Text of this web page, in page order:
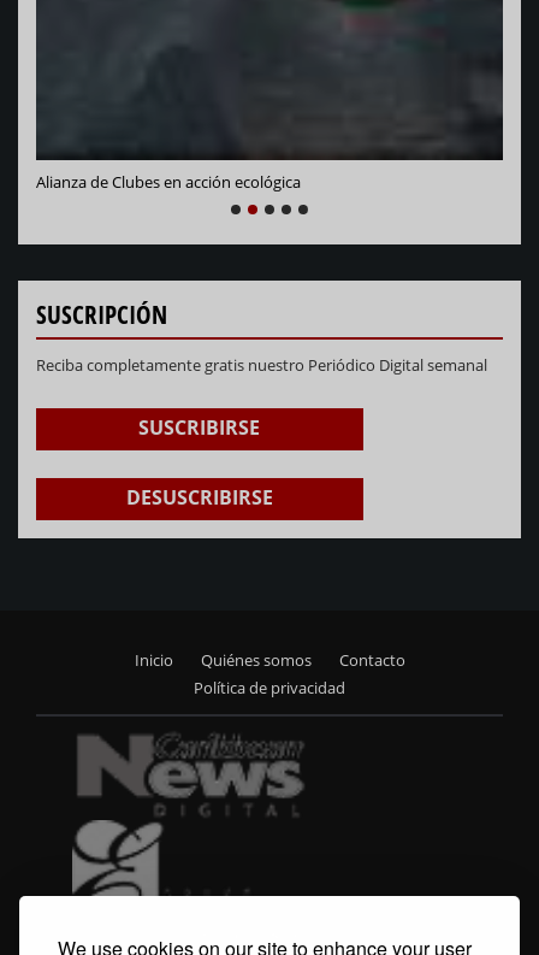
We use cookies on our site to enhance your user
Alianza de Clubes en acción ecológica
PREVIOUS
SUSCRIPCIÓN
Reciba completamente gratis nuestro Periódico Digital semanal
SUSCRIBIRSE
DESUSCRIBIRSE
menu
Inicio Quiénes somos
Contacto
Política de privacidad